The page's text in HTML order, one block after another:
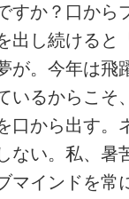
すか？口から
出し続けると
が。今年は飛
いるからこそ
口から出す。
ない。私、暑
マインドを常